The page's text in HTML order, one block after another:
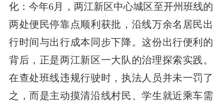
化：今年6月，两江新区中心城区至开州班线的
两处便民停靠点顺利获批，沿线万余名居民出
行时间与出行成本同步下降。这份出行便利的
背后，正是两江新区一大队的治理探索实践。
在查处班线违规行驶时，执法人员并未一罚了
之，而是主动摸清沿线村民、学生就近乘车需